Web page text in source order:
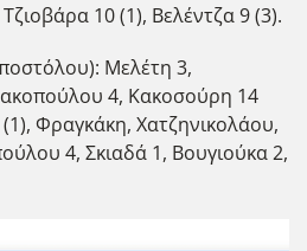
10 (1), Βελέντζα 9 (3).
Μελέτη 3,
4, Κακοσούρη 14
Φραγκάκη, Χατζηνικολάου,
4, Σκιαδά 1, Βουγιούκα 2,